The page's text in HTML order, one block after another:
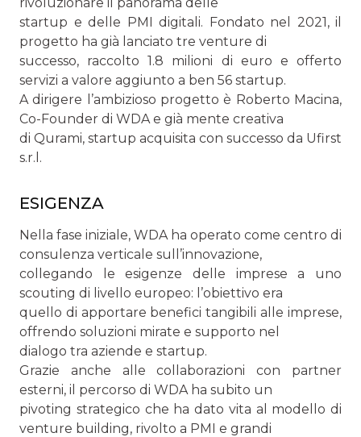
startup e delle PMI digitali. Fondato nel 2021, il
progetto ha già lanciato tre venture di
successo, raccolto 1.8 milioni di euro e offerto
servizi a valore aggiunto a ben 56 startup.
A dirigere l’ambizioso progetto è Roberto Macina,
Co-Founder di WDA e già mente creativa
di Qurami, startup acquisita con successo da Ufirst
s.r.l.
ESIGENZA
Nella fase iniziale, WDA ha operato come centro di
consulenza verticale sull’innovazione,
collegando le esigenze delle imprese a uno
scouting di livello europeo: l’obiettivo era
quello di apportare benefici tangibili alle imprese,
offrendo soluzioni mirate e supporto nel
dialogo tra aziende e startup.
Grazie anche alle collaborazioni con partner
esterni, il percorso di WDA ha subito un
pivoting strategico che ha dato vita al modello di
venture building, rivolto a PMI e grandi